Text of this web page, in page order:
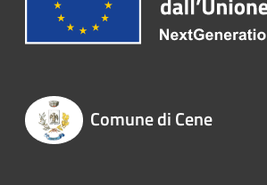
Comune di Cene